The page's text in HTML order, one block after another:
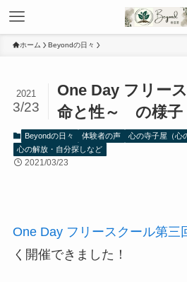
ホーム Beyondの日々
One Day フリー
命と性～ の様子
2021
3/23
Beyondの日々 体験者の声
心の寺子屋（心
心の解放・自分探しなど
2021/03/23
One Day フリースクール第三
く開催できました！